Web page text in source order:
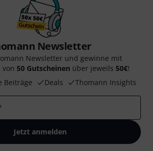
Newsletter
Newsletter und gewinne mit
von 50 Gutscheinen über jeweils 50€!
Beiträge
Deals Thomann Insights
Jetzt anmelden